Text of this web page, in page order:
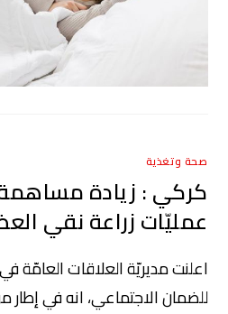
صحة وتغذية
كركي : زيادة
عمليّات زراعة نقي
اعلنت مديريّة العلاقات العامّة
للضمان الاجتماعي، انه في